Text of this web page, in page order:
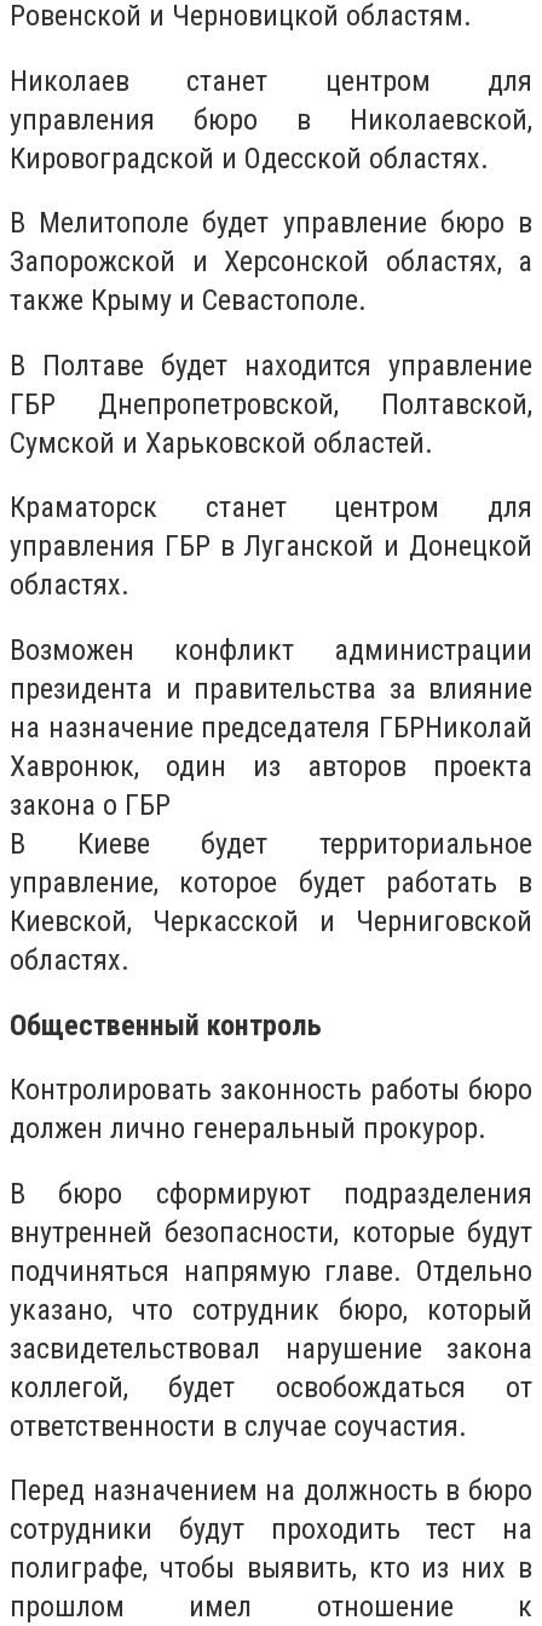
Ровенской и Черновицкой областям.
Николаев станет центром для
управления бюро в Николаевской,
Кировоградской и Одесской областях.
В Мелитополе будет управление бюро в
Запорожской и Херсонской областях, а
также Крыму и Севастополе.
В Полтаве будет находится управление
ГБР Днепропетровской, Полтавской,
Сумской и Харьковской областей.
Краматорск станет центром для
управления ГБР в Луганской и Донецкой
областях.
Возможен конфликт администрации
президента и правительства за влияние
на назначение председателя ГБРНиколай
Хавронюк, один из авторов проекта
закона о ГБР
В Киеве будет территориальное
управление, которое будет работать в
Киевской, Черкасской и Черниговской
областях.
Общественный контроль
Контролировать законность работы бюро
должен лично генеральный прокурор.
В бюро сформируют подразделения
внутренней безопасности, которые будут
подчиняться напрямую главе. Отдельно
указано, что сотрудник бюро, который
засвидетельствовал нарушение закона
коллегой, будет освобождаться от
ответственности в случае соучастия.
Перед назначением на должность в бюро
сотрудники будут проходить тест на
полиграфе, чтобы выявить, кто из них в
прошлом имел отношение к